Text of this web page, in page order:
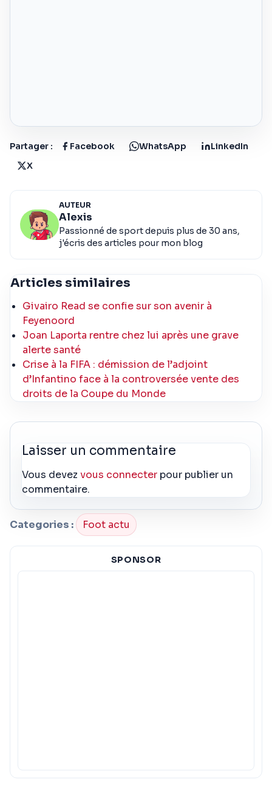
Partager : Facebook WhatsApp
LinkedIn
X
AUTEUR
Alexis
Passionné de sport depuis plus de 30 ans,
j'écris des articles pour mon blog
Articles similaires
Givairo Read se confie sur son avenir à
Feyenoord
Joan Laporta rentre chez lui après une grave
alerte santé
Crise à la FIFA : démission de l’adjoint
d’Infantino face à la controversée vente des
droits de la Coupe du Monde
Laisser un commentaire
Vous devezvous connecter pour publier un
commentaire.
Categories : Foot actu
SPONSOR